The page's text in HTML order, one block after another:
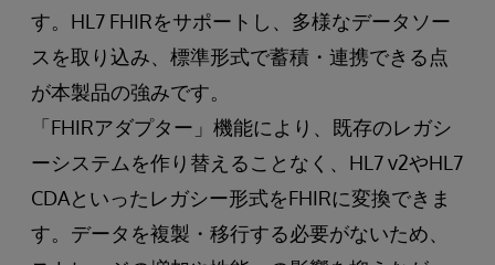
す。HL7 FHIRをサポートし、多様なデータソー
スを取り込み、標準形式で蓄積・連携できる点
が本製品の強みです。
「FHIRアダプター」機能により、既存のレガシ
ーシステムを作り替えることなく、HL7 v2やHL7
CDAといったレガシー形式をFHIRに変換できま
す。データを複製・移行する必要がないため、